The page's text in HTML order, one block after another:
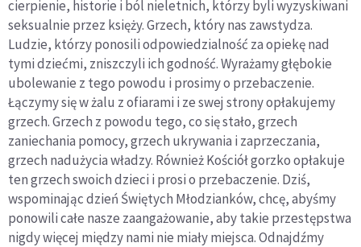
cierpienie, historie i ból nieletnich, którzy byli wyzyskiwani
seksualnie przez księży. Grzech, który nas zawstydza.
Ludzie, którzy ponosili odpowiedzialność za opiekę nad
tymi dziećmi, zniszczyli ich godność. Wyrażamy głębokie
ubolewanie z tego powodu i prosimy o przebaczenie.
Łączymy się w żalu z ofiarami i ze swej strony opłakujemy
grzech. Grzech z powodu tego, co się stało, grzech
zaniechania pomocy, grzech ukrywania i zaprzeczania,
grzech nadużycia władzy. Również Kościół gorzko opłakuje
ten grzech swoich dzieci i prosi o przebaczenie. Dziś,
wspominając dzień Świętych Młodzianków, chcę, abyśmy
ponowili całe nasze zaangażowanie, aby takie przestępstwa
nigdy więcej między nami nie miały miejsca. Odnajdźmy